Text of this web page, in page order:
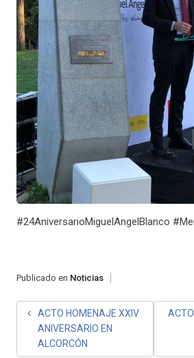
#24AniversarioMiguelAngelBlanco
Publicado en Noticias
NAVEGACIÓN
ACTO HOMENAJE XXIV
ANIVERSARIO EN
ALCORCÓN